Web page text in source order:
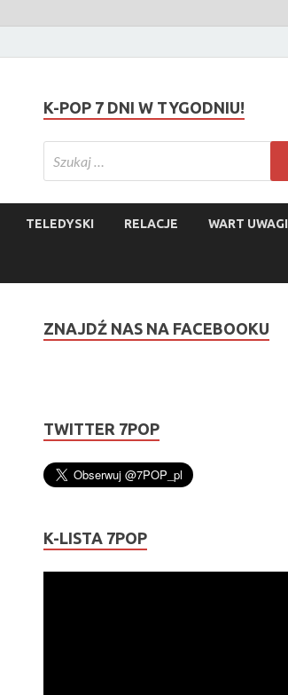
K-POP 7 DNI W TYGODNIU!
TELEDYSKI RELACJE WART UWAGI
ZNAJDŹ NAS NA FACEBOOKU
TWITTER 7POP
K-LISTA 7POP